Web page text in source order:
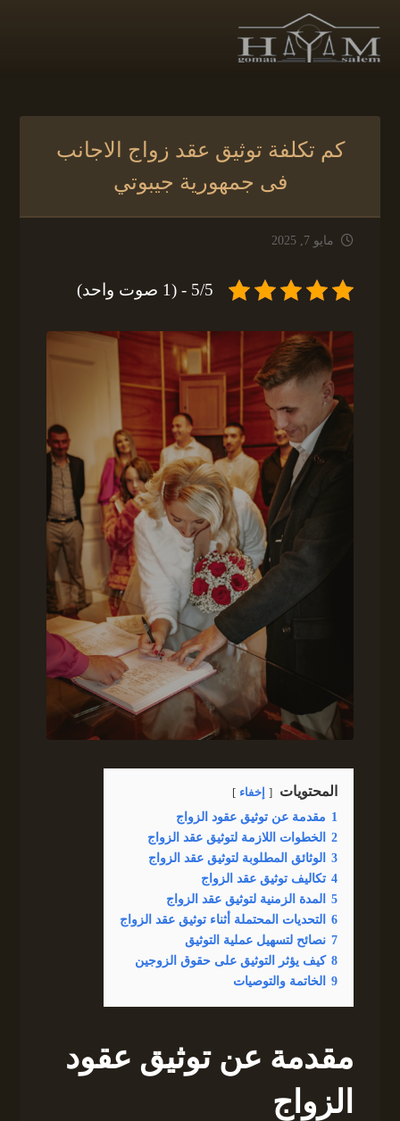
كم تكلفة توثيق عقد زواج الاجانب
فى جمهورية جيبوتي
مايو 7, 2025
5/5 - (1 صوت واحد)
المحتويات إخفاء
1 مقدمة عن توثيق عقود الزواج
2 الخطوات اللازمة لتوثيق عقد الزواج
3 الوثائق المطلوبة لتوثيق عقد الزواج
4 تكاليف توثيق عقد الزواج
5 المدة الزمنية لتوثيق عقد الزواج
6 التحديات المحتملة أثناء توثيق عقد الزواج
7 نصائح لتسهيل عملية التوثيق
8 كيف يؤثر التوثيق على حقوق الزوجين
9 الخاتمة والتوصيات
مقدمة عن توثيق عقود
الزواج